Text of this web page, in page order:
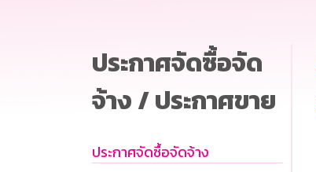
ประกาศจัดซื้อจัด
จ้าง / ประกาศขาย
ประกาศจัดซื้อจัดจ้าง